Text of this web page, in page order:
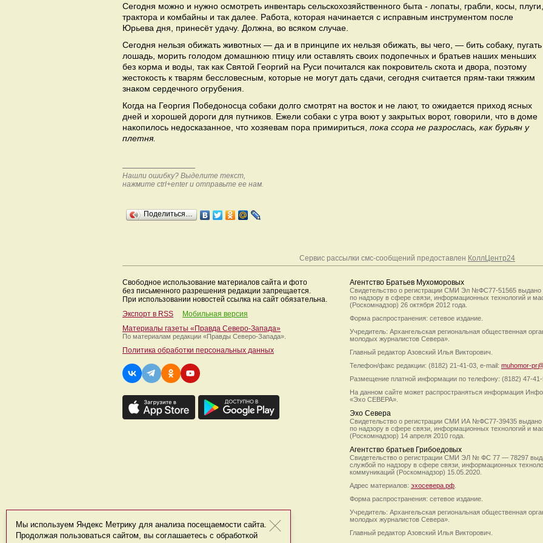
Сегодня можно и нужно осмотреть инвентарь сельскохозяйственного быта - лопаты, грабли, косы, плуги,
трактора и комбайны и так далее. Работа, которая начинается с исправным инструментом после
Юрьева дня, принесёт удачу. Должна, во всяком случае.
Сегодня нельзя обижать животных — да и в принципе их нельзя обижать, вы чего, — бить собаку, пугать
лошадь, морить голодом домашнюю птицу или оставлять своих подопечных и братьев наших меньших
без корма и воды, так как Святой Георгий на Руси почитался как покровитель скота и двора, поэтому
жестокость к тварям бессловесным, которые не могут дать сдачи, сегодня считается прям-таки тяжким
знаком сердечного огрубения.
Когда на Георгия Победоносца собаки долго смотрят на восток и не лают, то ожидается приход ясных
дней и хорошей дороги для путников. Ежели собаки с утра воют у закрытых ворот, говорили, что в доме
накопилось недосказанное, что хозяевам пора примириться, пока ссора не разрослась, как бурьян у
плетня.
Нашли ошибку? Выделите текст,
нажмите ctrl+enter и отправьте ее нам.
Поделиться…
Сервис рассылки смс-сообщений предоставлен КоллЦентр24
Свободное использование материалов сайта и фото
без письменного разрешения редакции запрещается.
При использовании новостей ссылка на сайт обязательна.
Экспорт в RSS
Мобильная версия
Материалы газеты «Правда Северо-Запада»
По материалам редакции «Правды Северо-Запада».
Политика обработки персональных данных
Агентство Братьев Мухоморовых
Свидетельство о регистрации СМИ Эл №ФС77-51565 выдано
по надзору в сфере связи, информационных технологий и
(Роскомнадзор) 26 октября 2012 года.
Форма распространения: сетевое издание.
Учредитель: Архангельская региональная общественная
молодых журналистов Севера».
Главный редактор Азовский Илья Викторович.
Телефон/факс редакции: (8182) 21-41-03, e-mail: muhomor-
Размещение платной информации по телефону: (8182) 47-
На данном сайте может распространяться информация
«Эхо СЕВЕРА».
Эхо Севера
Свидетельство о регистрации СМИ ИА №ФС77-39435 выдано
по надзору в сфере связи, информационных технологий и
(Роскомнадзор) 14 апреля 2010 года.
Агентство братьев Грибоедовых
Свидетельство о регистрации СМИ ЭЛ № ФС 77 — 78297
службой по надзору в сфере связи, информационных
коммуникаций (Роскомнадзор) 15.05.2020.
Адрес материалов: эхосевера.рф
Форма распространения: сетевое издание.
Учредитель: Архангельская региональная общественная
молодых журналистов Севера».
Главный редактор Азовский Илья Викторович.
Мы используем Яндекс Метрику для анализа посещаемости сайта.
Продолжая пользоваться сайтом, вы соглашаетесь с обработкой